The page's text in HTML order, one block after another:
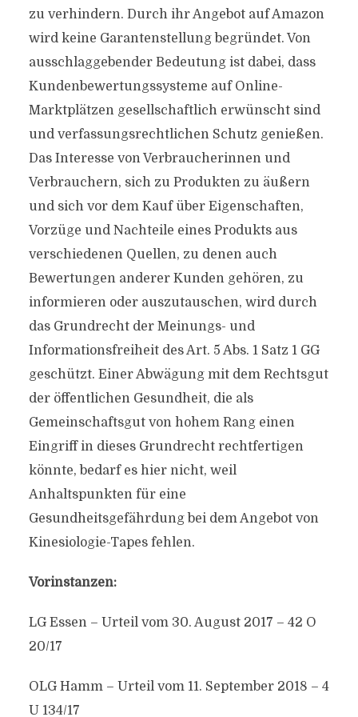
zu verhindern. Durch ihr Angebot auf Amazon
wird keine Garantenstellung begründet. Von
ausschlaggebender Bedeutung ist dabei, dass
Kundenbewertungssysteme auf Online-
Marktplätzen gesellschaftlich erwünscht sind
und verfassungsrechtlichen Schutz genießen.
Das Interesse von Verbraucherinnen und
Verbrauchern, sich zu Produkten zu äußern
und sich vor dem Kauf über Eigenschaften,
Vorzüge und Nachteile eines Produkts aus
verschiedenen Quellen, zu denen auch
Bewertungen anderer Kunden gehören, zu
informieren oder auszutauschen, wird durch
das Grundrecht der Meinungs- und
Informationsfreiheit des Art. 5 Abs. 1 Satz 1 GG
geschützt. Einer Abwägung mit dem Rechtsgut
der öffentlichen Gesundheit, die als
Gemeinschaftsgut von hohem Rang einen
Eingriff in dieses Grundrecht rechtfertigen
könnte, bedarf es hier nicht, weil
Anhaltspunkten für eine
Gesundheitsgefährdung bei dem Angebot von
Kinesiologie-Tapes fehlen.
Vorinstanzen:
LG Essen – Urteil vom 30. August 2017 – 42 O
20/17
OLG Hamm – Urteil vom 11. September 2018 – 4
U 134/17